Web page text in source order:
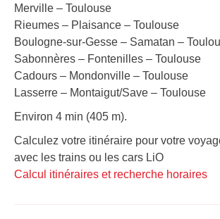
Merville – Toulouse
Rieumes – Plaisance – Toulouse
Boulogne-sur-Gesse – Samatan –
Sabonnères – Fontenilles – Toulouse
Cadours – Mondonville – Toulouse
Lasserre – Montaigut/Save – Toulouse
Environ 4 min (405 m).
Calculez votre itinéraire pour votre
avec les trains ou les cars LiO
Calcul itinéraires et recherche horaires